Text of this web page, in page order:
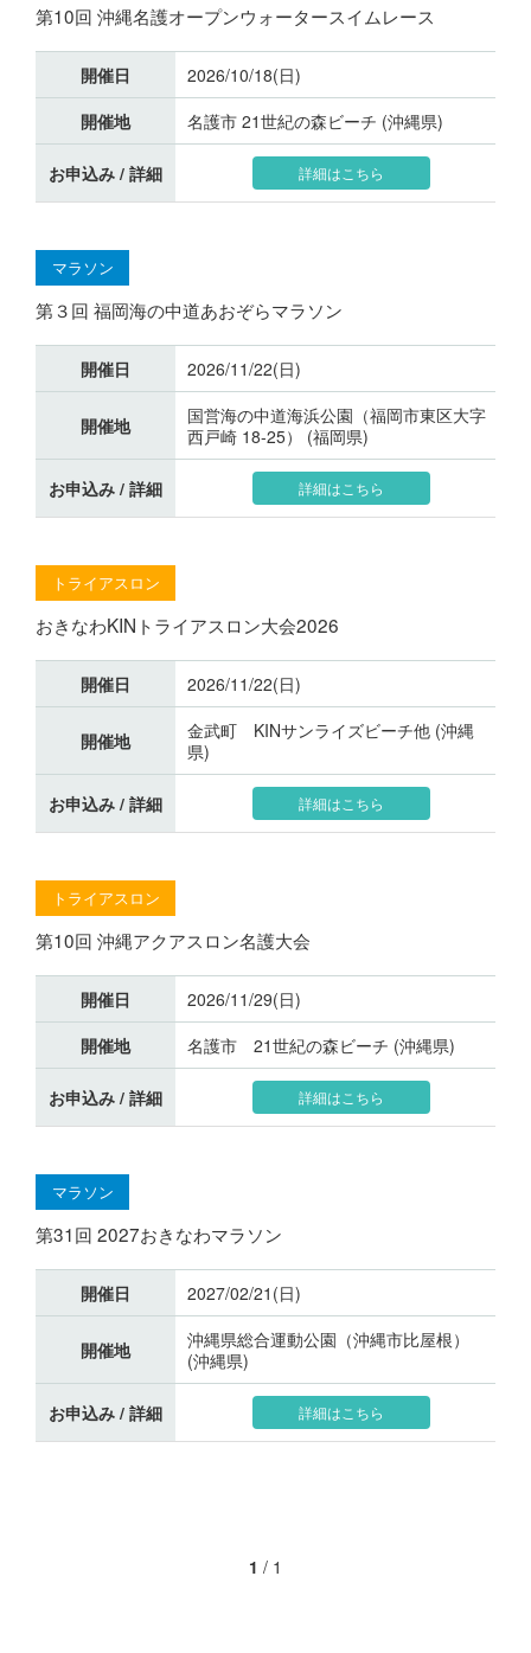
第10回 沖縄名護オープンウォータースイムレース
開催日
2026/10/18(日)
開催地
名護市 21世紀の森ビーチ (沖縄県)
お申込み / 詳細 詳細はこちら
マラソン
第３回 福岡海の中道あおぞらマラソン
開催日 2026/11/22(日)
開催地
国営海の中道海浜公園（福岡市東区大字
西戸崎 18-25） (福岡県)
お申込み / 詳細 詳細はこちら
トライアスロン
おきなわKINトライアスロン大会2026
開催日 2026/11/22(日)
開催地
金武町 KINサンライズビーチ他 (沖縄
県)
お申込み / 詳細 詳細はこちら
トライアスロン
第10回 沖縄アクアスロン名護大会
開催日
2026/11/29(日)
開催地
名護市 21世紀の森ビーチ (沖縄県)
お申込み / 詳細 詳細はこちら
マラソン
第31回 2027おきなわマラソン
開催日 2027/02/21(日)
開催地
沖縄県総合運動公園（沖縄市比屋根）
(沖縄県)
お申込み / 詳細 詳細はこちら
1 / 1